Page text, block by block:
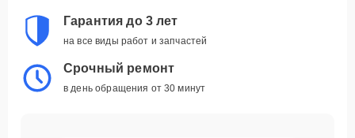
Гарантия до 3 лет
на все виды работ и запчастей
Срочный ремонт
в день обращения от 30 минут